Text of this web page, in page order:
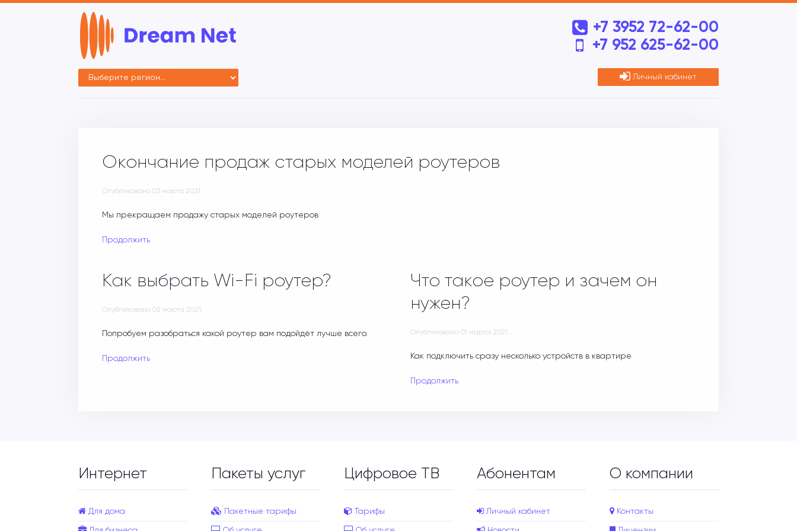
+7 3952 72-62-00
+7 952 625-62-00
Личный кабинет
Окончание продаж старых моделей роутеров
Опубликовано 03 марта 2021 .
Мы прекращаем продажу старых моделей роутеров
Продолжить
Как выбрать Wi-Fi роутер?
Опубликовано 02 марта 2021 .
Попробуем разобраться какой роутер вам подойдёт лучше всего.
Продолжить
Что такое роутер и зачем он
нужен?
Опубликовано 01 марта 2021 .
Как подключить сразу несколько устройств в квартире
Продолжить
Интернет
Для дома
Пакеты услуг
Пакетные тарифы
Цифровое ТВ
Тарифы
Абонентам
Личный кабинет
О компании
Контакты